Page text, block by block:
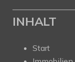
INHALT
Start